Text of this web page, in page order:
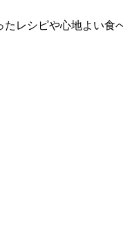
レシピや心地よい